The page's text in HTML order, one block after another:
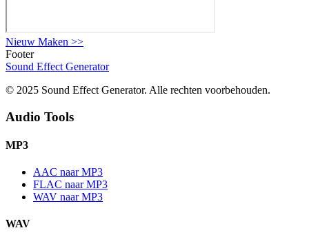
Nieuw Maken >>
Footer
Sound Effect Generator
© 2025 Sound Effect Generator. Alle rechten voorbehouden.
Audio Tools
MP3
AAC naar MP3
FLAC naar MP3
WAV naar MP3
WAV